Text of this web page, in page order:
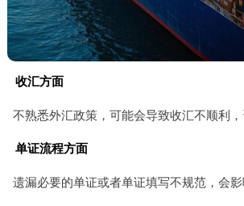
收汇方面
不熟悉外汇政策，可能会导致收汇不顺利，
单证流程方面
遗漏必要的单证或者单证填写不规范，会影